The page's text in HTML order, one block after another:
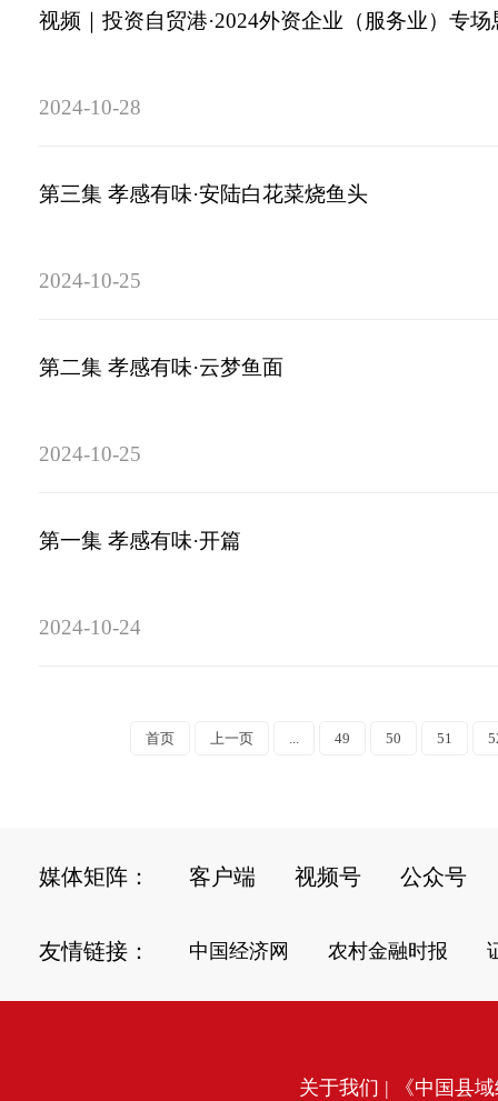
视频｜投资自贸港·2024外资企业（服务业）专
2024-10-28
第三集 孝感有味·安陆白花菜烧鱼头
2024-10-25
第二集 孝感有味·云梦鱼面
2024-10-25
第一集 孝感有味·开篇
2024-10-24
首页 上一页 ... 49 50 51
媒体矩阵： 客户端 视频号 公众号
友情链接： 中国经济网 农村金融时报
关于我们 | 《中国县